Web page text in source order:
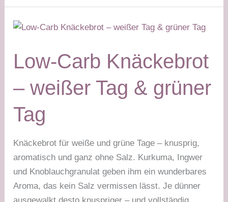
Aufstrich
–
Low-Carb Knäckebrot
– weißer Tag & grüner
Tag
Knäckebrot für weiße und grüne Tage – knusprig,
aromatisch und ganz ohne Salz. Kurkuma, Ingwer
und Knoblauchgranulat geben ihm ein wunderbares
Aroma, das kein Salz vermissen lässt. Je dünner
ausgewalkt desto knuspriger – und vollständig